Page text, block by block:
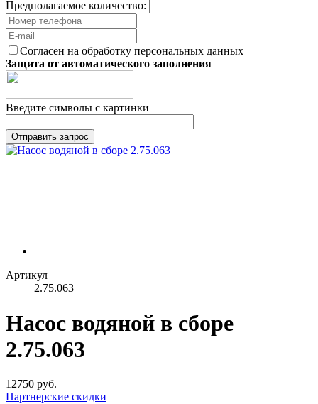
Предполагаемое количество:
Согласен на обработку персональных данных
Защита от автоматического заполнения
Введите символы с картинки
Артикул
2.75.063
Насос водяной в сборе
2.75.063
12750 руб.
Партнерские скидки